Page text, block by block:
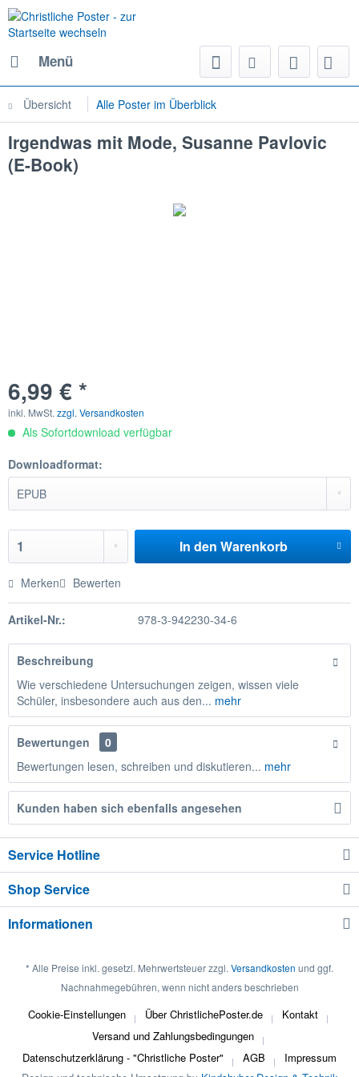
Menü
Übersicht Alle Poster im Überblick
Irgendwas mit Mode, Susanne Pavlovic
(E-Book)
6,99 € *
inkl. MwSt.zzgl. Versandkosten
Als Sofortdownload verfügbar
Downloadformat:
In den Warenkorb
Merken Bewerten
Artikel-Nr.: 978-3-942230-34-6
Beschreibung
Wie verschiedene Untersuchungen zeigen, wissen viele
Schüler, insbesondere auch aus den... mehr
Bewertungen
0
Bewertungen lesen, schreiben und diskutieren... mehr
Kunden haben sich ebenfalls angesehen
Service Hotline
Shop Service
Informationen
* Alle Preise inkl. gesetzl. Mehrwertsteuer zzgl. Versandkosten und ggf.
Nachnahmegebühren, wenn nicht anders beschrieben
Cookie-Einstellungen Über ChristlichePoster.de
Kontakt
Versand und Zahlungsbedingungen
Datenschutzerklärung - "Christliche Poster"
AGB
Impressum